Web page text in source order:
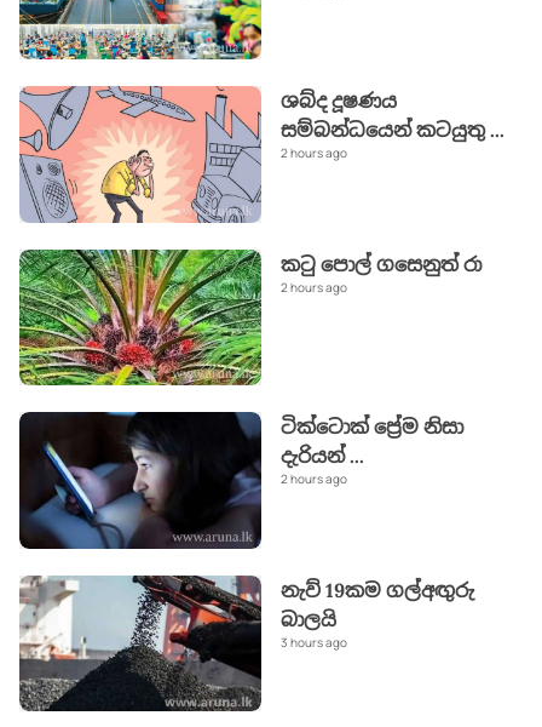
ශබ්ද දූෂණය
සම්බන්ධයෙන් කටයුතු...
2 hours ago
කටු පොල් ගසෙනුත් රා
2 hours ago
ටික්ටොක් ප්‍රේම නිසා
දැරියන්...
2 hours ago
නැව් 19කම ගල්අඟුරු
බාලයි
3 hours ago